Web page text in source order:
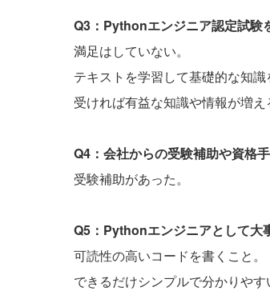
Q3：Pythonエンジニア認定試験
満足はしていない。
テキストを学習して基礎的な知
受ければ有益な知識や情報が増え
Q4：会社からの受験補助や資格
受験補助があった。
Q5：Pythonエンジニアとして大
可読性の高いコードを書くこと。
できるだけシンプルで分かりやす